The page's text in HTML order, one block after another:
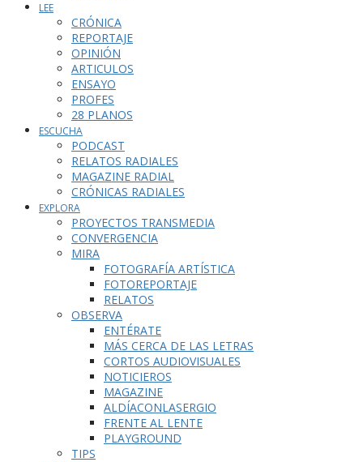
LEE
CRÓNICA
REPORTAJE
OPINIÓN
ARTICULOS
ENSAYO
PROFES
28 PLANOS
ESCUCHA
PODCAST
RELATOS RADIALES
MAGAZINE RADIAL
CRÓNICAS RADIALES
EXPLORA
PROYECTOS TRANSMEDIA
CONVERGENCIA
MIRA
FOTOGRAFÍA ARTÍSTICA
FOTOREPORTAJE
RELATOS
OBSERVA
ENTÉRATE
MÁS CERCA DE LAS LETRAS
CORTOS AUDIOVISUALES
NOTICIEROS
MAGAZINE
ALDÍACONLASERGIO
FRENTE AL LENTE
PLAYGROUND
TIPS